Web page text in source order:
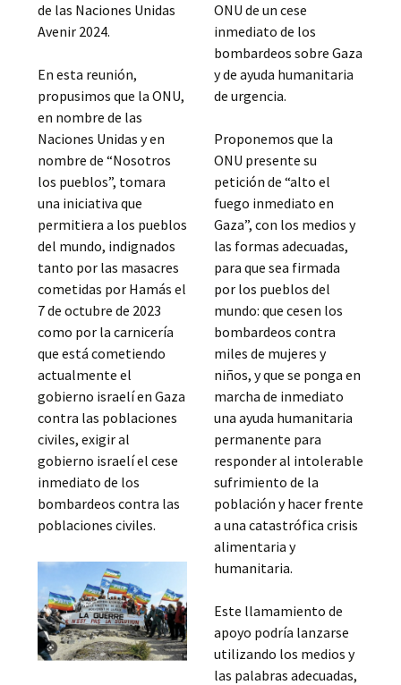
de las Naciones Unidas
Avenir 2024.
En esta reunión,
propusimos que la ONU,
en nombre de las
Naciones Unidas y en
nombre de “Nosotros
los pueblos”, tomara
una iniciativa que
permitiera a los pueblos
del mundo, indignados
tanto por las masacres
cometidas por Hamás el
7 de octubre de 2023
como por la carnicería
que está cometiendo
actualmente el
gobierno israelí en Gaza
contra las poblaciones
civiles, exigir al
gobierno israelí el cese
inmediato de los
bombardeos contra las
poblaciones civiles.
ONU de un cese
inmediato de los
bombardeos sobre Gaza
y de ayuda humanitaria
de urgencia.
Proponemos que la
ONU presente su
petición de “alto el
fuego inmediato en
Gaza”, con los medios y
las formas adecuadas,
para que sea firmada
por los pueblos del
mundo: que cesen los
bombardeos contra
miles de mujeres y
niños, y que se ponga en
marcha de inmediato
una ayuda humanitaria
permanente para
responder al intolerable
sufrimiento de la
población y hacer frente
a una catastrófica crisis
alimentaria y
humanitaria.
Este llamamiento de
apoyo podría lanzarse
utilizando los medios y
las palabras adecuadas,